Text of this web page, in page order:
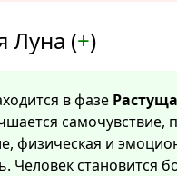
Луна (+)
в фазе
самочувствие,
физическая и
Человек становится